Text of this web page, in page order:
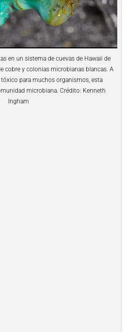
en un sistema de cuevas de Hawaii de
cobre y colonias microbianas blancas. A
tóxico para muchos organismos, esta
microbiana. Crédito: Kenneth
Ingham